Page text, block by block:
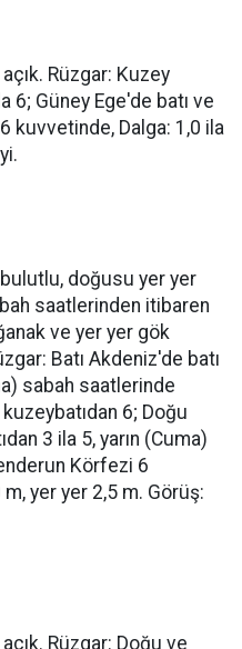
Rüzgar: Kuzey
6; Güney Ege'de batı ve
kuvvetinde, Dalga: 1,0 ila
doğusu yer yer
saatlerinden itibaren
ve yer yer gök
Batı Akdeniz'de batı
sabah saatlerinde
6; Doğu
3 ila 5, yarın (Cuma)
Körfezi 6
yer yer 2,5 m. Görüş:
Rüzgar: Doğu ve